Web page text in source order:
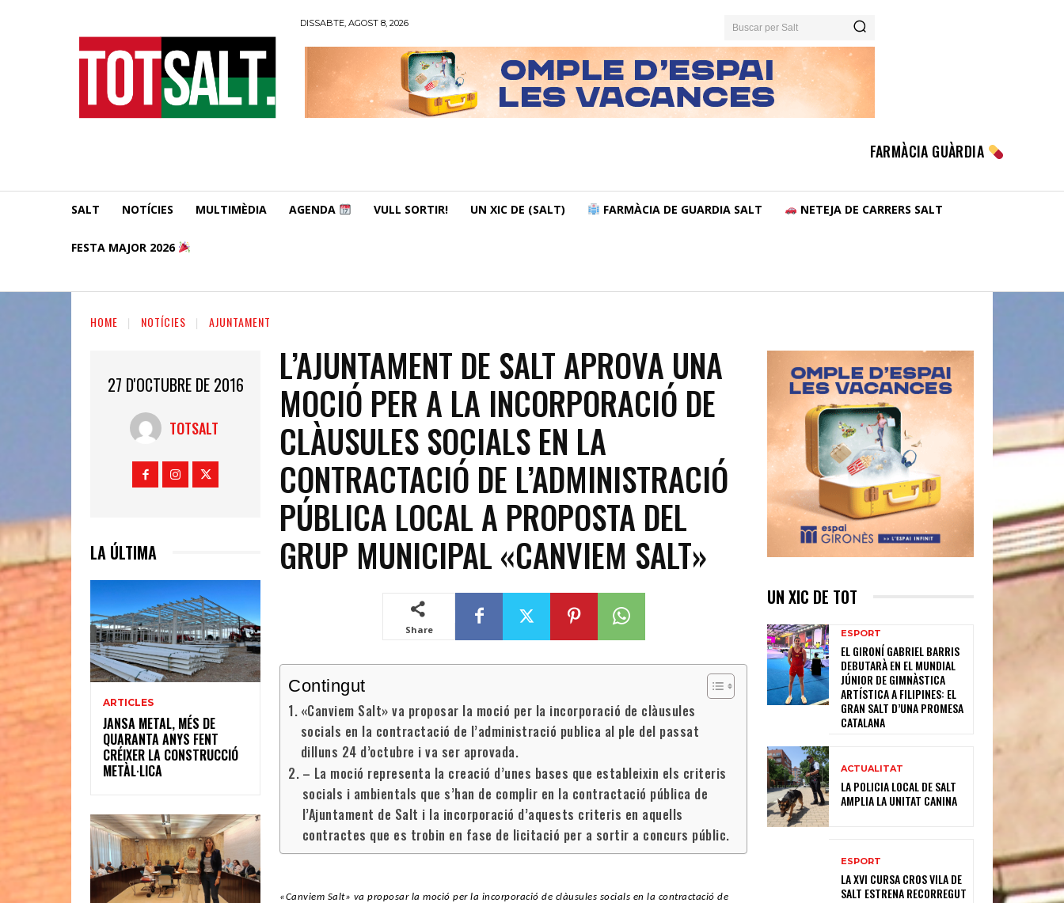
DISSABTE, AGOST 8, 2026 Buscar per Salt
FARMÀCIA GUÀRDIA
SALT NOTÍCIES MULTIMÈDIA AGENDA VULL SORTIR! UN XIC DE (SALT) FARMÀCIA DE GUARDIA SALT NETEJA DE CARRERS SALT
FESTA MAJOR 2026
HOME NOTÍCIES AJUNTAMENT
27 D'OCTUBRE DE 2016
TOTSALT
LA ÚLTIMA
ARTICLES
JANSA METAL, MÉS DE
QUARANTA ANYS FENT
CRÉIXER LA CONSTRUCCIÓ
METÀL·LICA
L’AJUNTAMENT DE SALT APROVA UNA
MOCIÓ PER A LA INCORPORACIÓ DE
CLÀUSULES SOCIALS EN LA
CONTRACTACIÓ DE L’ADMINISTRACIÓ
PÚBLICA LOCAL A PROPOSTA DEL
GRUP MUNICIPAL «CANVIEM SALT»
Share
Contingut
«Canviem Salt» va proposar la moció per la incorporació de clàusules
socials en la contractació de l’administració publica al ple del passat
dilluns 24 d’octubre i va ser aprovada.
– La moció representa la creació d’unes bases que estableixin els criteris
socials i ambientals que s’han de complir en la contractació pública de
l’Ajuntament de Salt i la incorporació d’aquests criteris en aquells
contractes que es trobin en fase de licitació per a sortir a concurs públic.
«Canviem Salt» va proposar la moció per la incorporació de clàusules socials en la contractació de
UN XIC DE TOT
ESPORT
EL GIRONÍ GABRIEL BARRIS
DEBUTARÀ EN EL MUNDIAL
JÚNIOR DE GIMNÀSTICA
ARTÍSTICA A FILIPINES: EL
GRAN SALT D’UNA PROMESA
CATALANA
ACTUALITAT
LA POLICIA LOCAL DE SALT
AMPLIA LA UNITAT CANINA
ESPORT
LA XVI CURSA CROS VILA DE
SALT ESTRENA RECORREGUT